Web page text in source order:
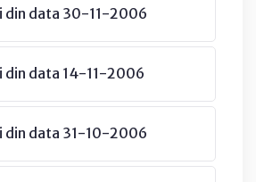
din data 30-11-2006
din data 14-11-2006
din data 31-10-2006